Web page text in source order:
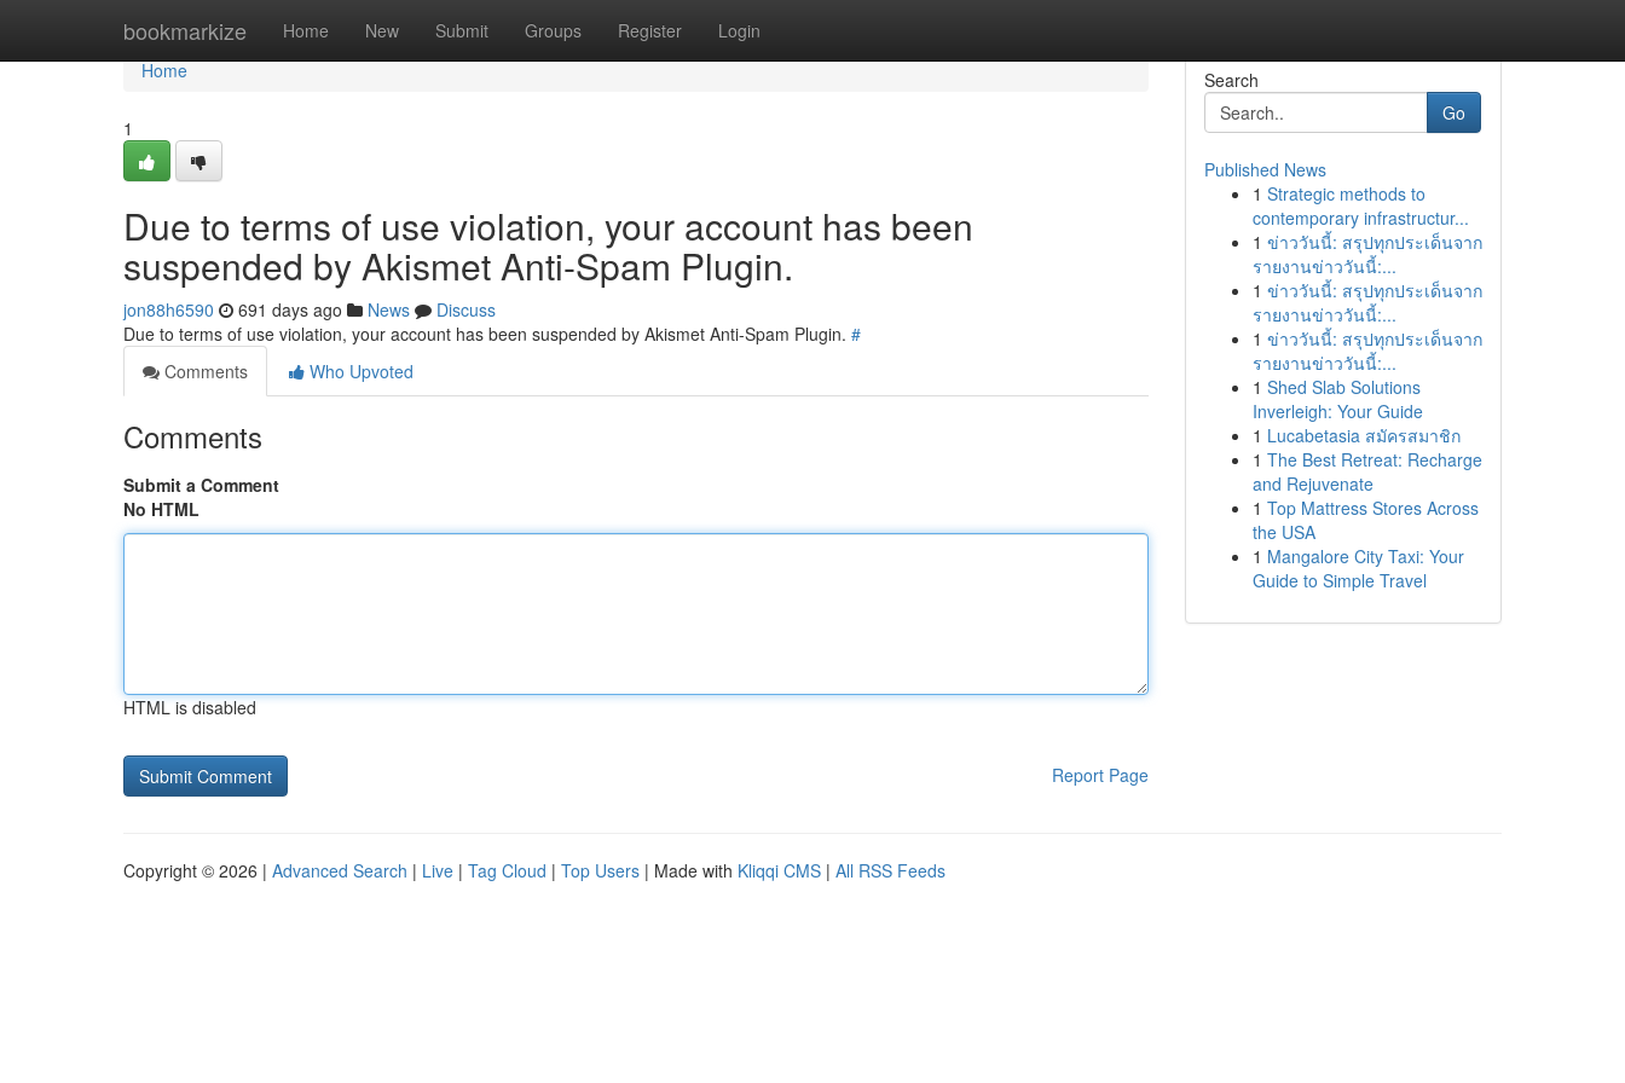
bookmarkize Home New Submit Groups Register Login
Home
Home
1
Due to terms of use violation, your account has been
suspended by Akismet Anti-Spam Plugin.
jon88h6590 691 days ago News
Discuss
Due to terms of use violation, your account has been suspended by Akismet Anti-Spam Plugin. #
Comments
Who Upvoted
Comments
Submit a Comment
No HTML
HTML is disabled
Report Page
Search
Go
Published News
1 Strategic methods to
contemporary infrastructur...
1 ข่าววันนี้: สรุปทุกประเด็นจาก
รายงานข่าววันนี้:...
1 ข่าววันนี้: สรุปทุกประเด็นจาก
รายงานข่าววันนี้:...
1 ข่าววันนี้: สรุปทุกประเด็นจาก
รายงานข่าววันนี้:...
1 Shed Slab Solutions
Inverleigh: Your Guide
1 Lucabetasia สมัครสมาชิก
1 The Best Retreat: Recharge
and Rejuvenate
1 Top Mattress Stores Across
the USA
1 Mangalore City Taxi: Your
Guide to Simple Travel
Copyright © 2026 | Advanced Search | Live | Tag Cloud | Top Users | Made with Kliqqi CMS | All RSS Feeds